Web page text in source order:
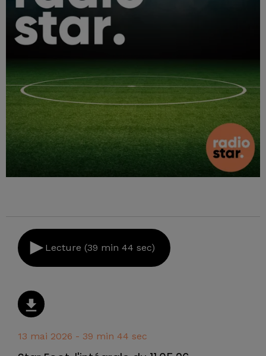
Lecture (39 min 44 sec)
13 mai 2026 - 39 min 44 sec